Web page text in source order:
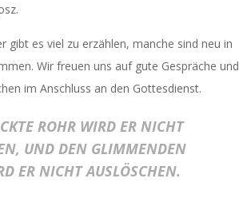
gibt es viel zu erzählen, manche sind neu in
Wir freuen uns auf gute Gespräche und
im Anschluss an den Gottesdienst.
ROHR WIRD ER NICHT
UND DEN GLIMMENDEN
ER NICHT AUSLÖSCHEN.